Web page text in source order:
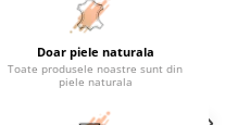
Doar piele naturala
Toate produsele noastre sunt din
piele naturala